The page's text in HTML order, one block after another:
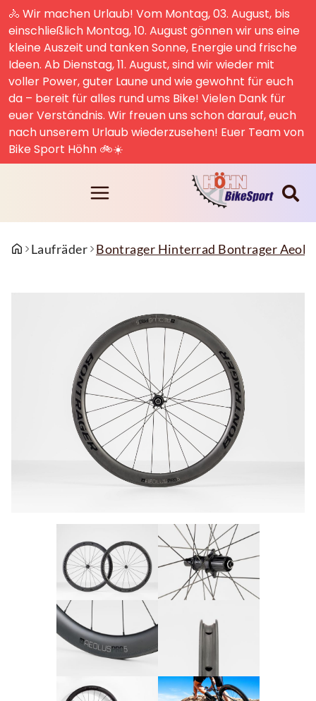
🚴 Wir machen Urlaub! Vom Montag, 03. August, bis
einschließlich Montag, 10. August gönnen wir uns eine
kleine Auszeit und tanken Sonne, Energie und frische
Ideen. Ab Dienstag, 11. August, sind wir wieder mit
voller Power, guter Laune und wie gewohnt für euch
da – bereit für alles rund ums Bike! Vielen Dank für
euer Verständnis. Wir freuen uns schon darauf, euch
nach unserem Urlaub wiederzusehen! Euer Team von
Bike Sport Höhn 🚲☀️
Laufräder Bontrager Hinterrad Bontrager